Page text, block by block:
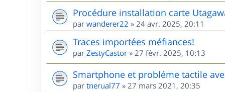
Procédure installation carte
par wanderer22 » 24 avr. 2025, 20:11
Traces importées méfiances!
par ZestyCastor » 27 févr. 2025, 10:13
Smartphone et probléme tactile
par tnerual77 » 27 mars 2021, 20:35